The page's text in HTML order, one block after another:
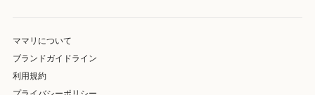
ママリについて
ブランドガイドライン
利用規約